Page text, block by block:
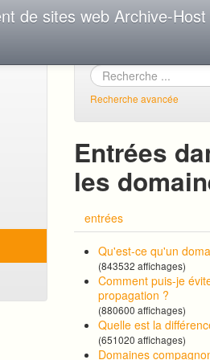
de sites web Archive-Host
Recherche avancée
Entrées
les
entrées
Qu'est-ce qu'un
(843532 affichages)
Comment puis-je
propagation ?
(880600 affichages)
Quelle est la
(651020 affichages)
Domaines